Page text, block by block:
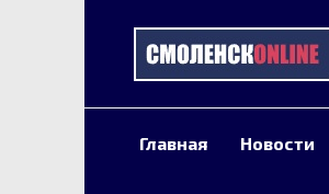
Главная Новости